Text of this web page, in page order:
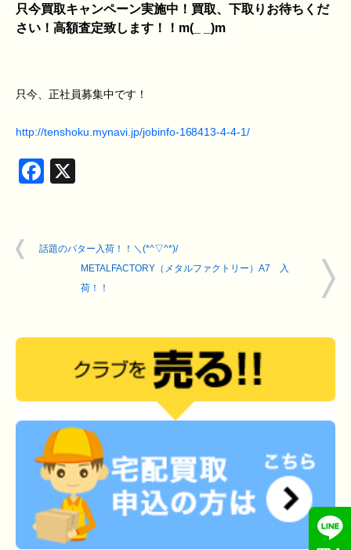
只今買取キャンペーン実施中！買取、下取りお待ちくだ
さい！高額査定致します！！m(_ _)m
只今、正社員募集中です！
http://tenshoku.mynavi.jp/jobinfo-168413-4-4-1/
Facebook
話題のパター入荷！！＼(*^▽^*)/
METALFACTORY（メタルファクトリー）A7 入
荷！！